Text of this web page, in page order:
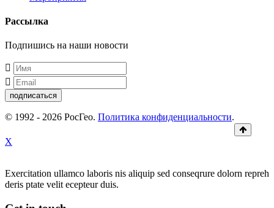
Рассылка
Подпишись на наши новости
подписаться
© 1992 - 2026 РосГео. Политика конфиденциальности.
X
Exercitation ullamco laboris nis aliquip sed conseqrure dolorn repreh
deris ptate velit ecepteur duis.